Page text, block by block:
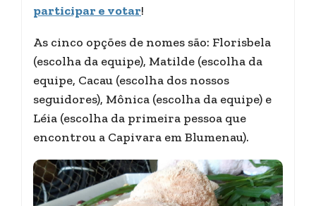
participar e votar!
As cinco opções de nomes são: Florisbela
(escolha da equipe), Matilde (escolha da
equipe, Cacau (escolha dos nossos
seguidores), Mônica (escolha da equipe) e
Léia (escolha da primeira pessoa que
encontrou a Capivara em Blumenau).